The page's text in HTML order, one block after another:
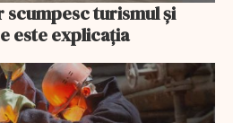
turismul și
este explicația